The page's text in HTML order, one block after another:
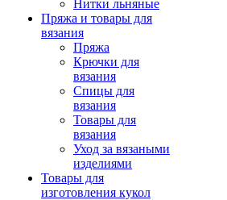
Нитки льняные
Пряжа и товары для
вязания
Пряжа
Крючки для
вязания
Спицы для
вязания
Товары для
вязания
Уход за вязаными
изделиями
Товары для
изготовления кукол